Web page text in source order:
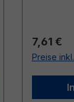
7,61 €
Preise